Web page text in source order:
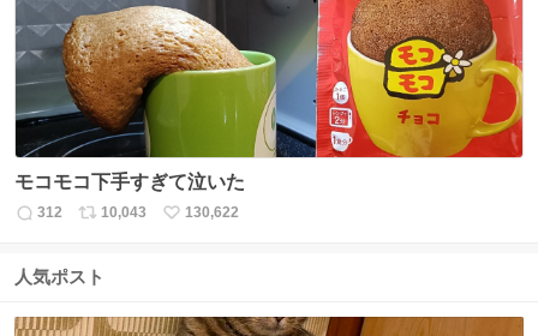
数
モコモコ下手すぎて泣いた
返
数
312
リ
ス
数
10,043
い
130,622
人気ポスト